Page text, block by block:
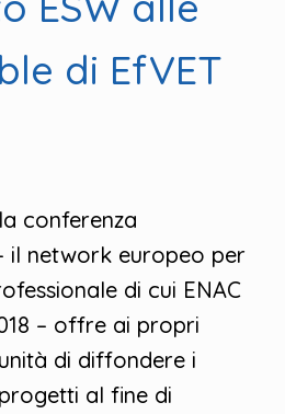
di EfVET
conferenza
il network europeo per
di cui ENAC
– offre ai propri
di diffondere i
al fine di